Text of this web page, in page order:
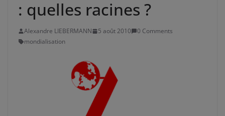
: quelles racines ?
Alexandre LIEBERMANN 5 août 2010
0 Comments
mondialisation